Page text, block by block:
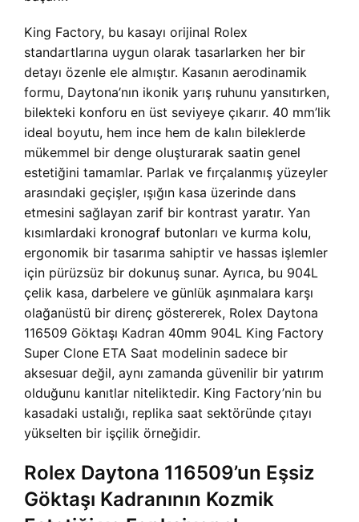
King Factory, bu kasayı orijinal Rolex
standartlarına uygun olarak tasarlarken her bir
detayı özenle ele almıştır. Kasanın aerodinamik
formu, Daytona’nın ikonik yarış ruhunu yansıtırken,
bilekteki konforu en üst seviyeye çıkarır. 40 mm’lik
ideal boyutu, hem ince hem de kalın bileklerde
mükemmel bir denge oluşturarak saatin genel
estetiğini tamamlar. Parlak ve fırçalanmış yüzeyler
arasındaki geçişler, ışığın kasa üzerinde dans
etmesini sağlayan zarif bir kontrast yaratır. Yan
kısımlardaki kronograf butonları ve kurma kolu,
ergonomik bir tasarıma sahiptir ve hassas işlemler
için pürüzsüz bir dokunuş sunar. Ayrıca, bu 904L
çelik kasa, darbelere ve günlük aşınmalara karşı
olağanüstü bir direnç göstererek, Rolex Daytona
116509 Göktaşı Kadran 40mm 904L King Factory
Super Clone ETA Saat modelinin sadece bir
aksesuar değil, aynı zamanda güvenilir bir yatırım
olduğunu kanıtlar niteliktedir. King Factory’nin bu
kasadaki ustalığı, replika saat sektöründe çıtayı
yükselten bir işçilik örneğidir.
Rolex Daytona 116509’un Eşsiz
Göktaşı Kadranının Kozmik